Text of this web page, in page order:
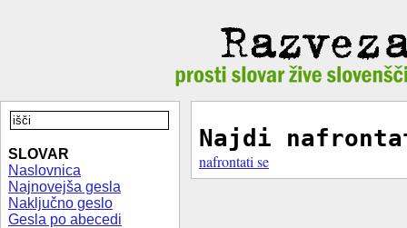
SLOVAR
Naslovnica
Najnovejša gesla
Naključno geslo
Gesla po abecedi
Najdi
nafrontati se